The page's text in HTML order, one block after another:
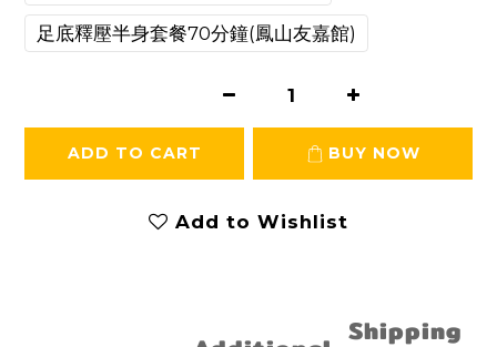
足底釋壓半身套餐70分鐘(鳳山友嘉館)
ADD TO CART BUY NOW
Add to Wishlist
Shipping